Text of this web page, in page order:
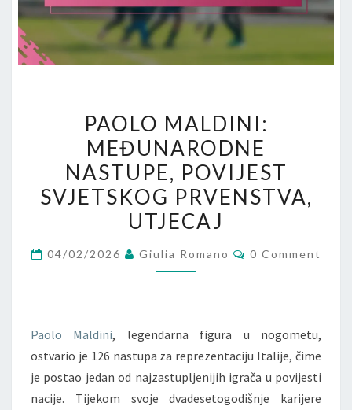
MALDINI:
MEĐUNARODNE
NASTUPE,
POVIJEST
SVJETSKOG
PRVENSTVA,
UTJECAJ
PAOLO MALDINI:
MEĐUNARODNE
NASTUPE, POVIJEST
SVJETSKOG PRVENSTVA,
UTJECAJ
04/02/2026 Giulia Romano Comments
0 Comment
Paolo Maldini, legendarna figura u nogometu,
ostvario je 126 nastupa za reprezentaciju Italije, čime
je postao jedan od najzastupljenijih igrača u povijesti
nacije. Tijekom svoje dvadesetogodišnje karijere